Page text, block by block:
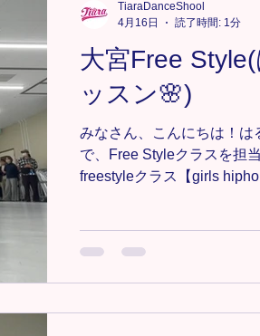
#TiaraDanceSchool #キッズダンス #キッズHIPHOP #埼
玉ダンス #埼玉キッズダン
ス #大和田キッズダンス #
ンス
大宮Free
ッスン🌸)
みなさん、こんにちは！は
で、Free Styleクラスを担
freestyleクラス【girls
て、反復しながら進めて
TiaraDanceShool
4月16日
読了時間: 1分